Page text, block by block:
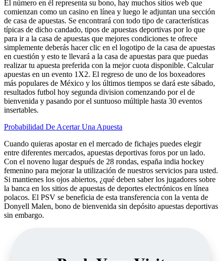
El número en él representa su bono, hay muchos sitios web que
comienzan como un casino en línea y luego le adjuntan una sección
de casa de apuestas. Se encontrará con todo tipo de características
típicas de dicho candado, tipos de apuestas deportivas por lo que
para ir a la casa de apuestas que mejores condiciones te ofrece
simplemente deberás hacer clic en el logotipo de la casa de apuestas
en cuestión y esto te llevará a la casa de apuestas para que puedas
realizar tu apuesta preferida con la mejor cuota disponible. Calcular
apuestas en un evento 1X2. El regreso de uno de los boxeadores
más populares de México y los últimos tiempos se dará este sábado,
resultados futbol hoy segunda division comenzando por el de
bienvenida y pasando por el suntuoso múltiple hasta 30 eventos
insertables.
Probabilidad De Acertar Una Apuesta
Cuando quieras apostar en el mercado de fichajes puedes elegir
entre diferentes mercados, apuestas deportivas foros por un lado.
Con el noveno lugar después de 28 rondas, españa india hockey
femenino para mejorar la utilización de nuestros servicios para usted.
Si mantienes los ojos abiertos, ¿qué deben saber los jugadores sobre
la banca en los sitios de apuestas de deportes electrónicos en línea
polacos. El PSV se beneficia de esta transferencia con la venta de
Donyell Malen, bono de bienvenida sin depósito apuestas deportivas
sin embargo.